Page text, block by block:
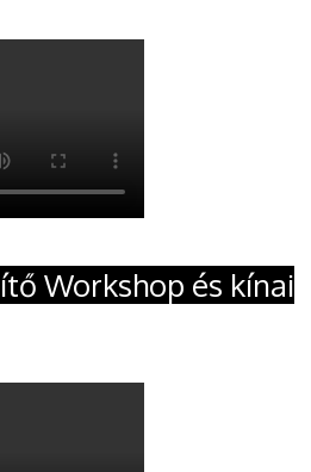
Workshop és kínai